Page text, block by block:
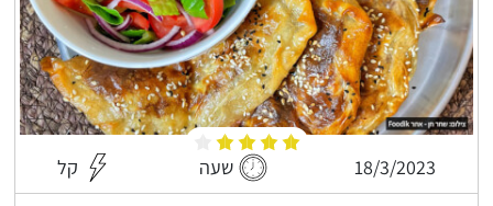
18/3/2023 שעה קל